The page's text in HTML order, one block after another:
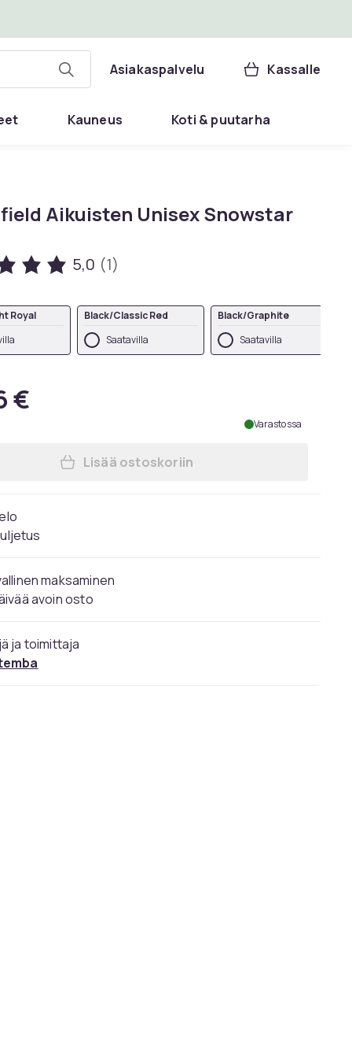
Asiakaspalvelu Kassalle
Kauneus Koti & puutarha
Aikuisten Unisex Snowstar
5,0 (1)
Royal
Black/Classic Red
Saatavilla
Black/Graphite
Saatavilla
€
Varastossa
Lisää Beechfield Aikuisten Unisex
Lisää ostoskoriin
maksaminen
avoin osto
ja toimittaja